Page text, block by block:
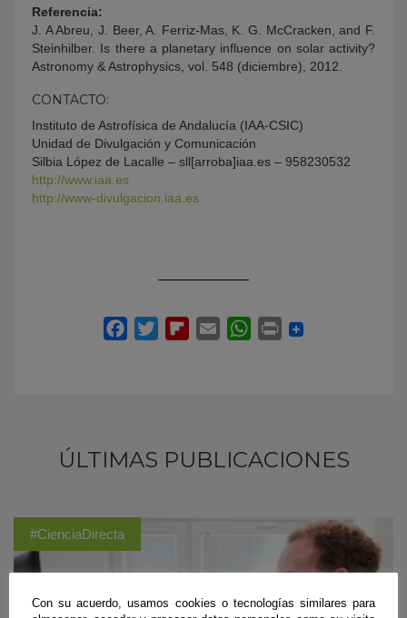
Referencia:
J. A Abreu, J. Beer, A. Ferriz-Mas, K. G. McCracken, and F.
Steinhilber. Is there a planetary influence on solar activity?
Astronomy & Astrophysics, vol. 548 (diciembre), 2012.
CONTACTO:
Instituto de Astrofísica de Andalucía (IAA-CSIC)
Unidad de Divulgación y Comunicación
Silbia López de Lacalle – sll[arroba]iaa.es – 958230532
http://www.iaa.es
http://www-divulgacion.iaa.es
ÚLTIMAS PUBLICACIONES
#CienciaDirecta
Con su acuerdo, usamos cookies o tecnologías similares para